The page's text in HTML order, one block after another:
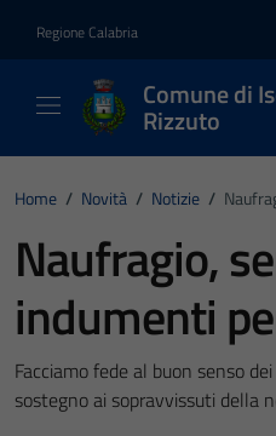
Regione Calabria
Comune di
Rizzuto
Home / Novità / Notizie /
Naufragio,
indumenti
Facciamo fede al buon senso
sostegno ai sopravvissuti della